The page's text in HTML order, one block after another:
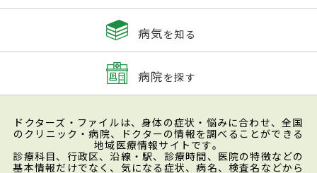
病気を知る
病院を探す
ドクターズ・ファイルは、身体の症状・悩みに合わせ、全国
のクリニック・病院、ドクターの情報を調べることができる
地域医療情報サイトです。
診療科目、行政区、沿線・駅、診療時間、医院の特徴などの
基本情報だけでなく、気になる症状、病名、検査名などから